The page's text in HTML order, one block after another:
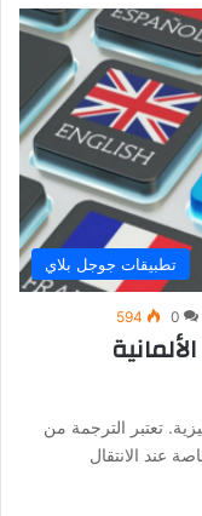
تطبيقات جوجل بلاي
0
594
تعتبر الترجمة من
عند الانتقال